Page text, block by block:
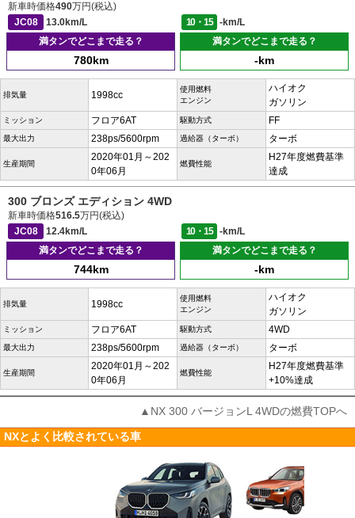
新車時価格490万円(税込)
JC08
13.0km/L 10・15
-km/L
満タンでどこまで走る？
780km
満タンでどこまで走る？
-km
排気量 1998cc
使用燃料
エンジン
ハイオク
ガソリン
ミッション フロア6AT 駆動方式 FF
最大出力 238ps/5600rpm 過給器（ターボ） ターボ
生産期間
2020年01月～202
0年06月
燃費性能
H27年度燃費基準
達成
300 ブロンズ エディション 4WD
新車時価格516.5万円(税込)
JC08
12.4km/L 10・15
-km/L
満タンでどこまで走る？
744km
満タンでどこまで走る？
-km
排気量 1998cc
使用燃料
エンジン
ハイオク
ガソリン
ミッション フロア6AT 駆動方式 4WD
最大出力 238ps/5600rpm 過給器（ターボ） ターボ
生産期間
2020年01月～202
0年06月
燃費性能
H27年度燃費基準
+10%達成
▲NX 300 バージョンL 4WDの燃費TOPへ
NXとよく比較されている車